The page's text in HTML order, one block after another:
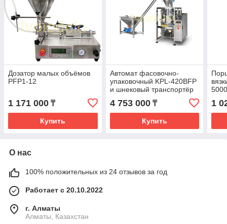
Дозатор малых объёмов
PFP1-12
1 171 000 ₸
Купить
Автомат фасовочно-
упаковочный KPL-420BFP
и шнековый транспортёр
4 753 000₸
Купить
1
О нас
100% положительных из 24 отзывов за год
Работает с 20.10.2022
г. Алматы
Алматы, Казахстан